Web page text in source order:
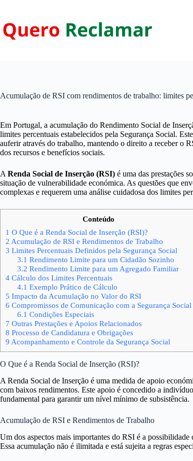
conteúdo
Acumulação de RSI com rendimentos de trabalho: limites
Em Portugal, a acumulação do Rendimento Social de
limites percentuais estabelecidos pela Segurança Social.
auferir através do trabalho, mantendo o direito a receber o
dos recursos e benefícios sociais.
A Renda Social de Inserção (RSI) é uma das prestações
situação de vulnerabilidade económica. As questões que
complexas e requerem uma análise cuidadosa dos limites
Conteúdo
1 O Que é a Renda Social de Inserção (RSI)?
2 Acumulação de RSI e Rendimentos de Trabalho
3 Limites Percentuais Definidos pela Segurança Social
3.1 Rendimento Limite para um Cidadão Sozinho
3.2 Rendimento Limite para um Agregado Familiar
4 Cálculo dos Limites Percentuais
4.1 Exemplo Prático de Cálculo
5 Impacto da Acumulação no Valor do RSI
6 Compromissos de Comunicação com a Segurança Social
6.1 Condições Especiais
7 Outras Prestações e Apoios Relacionados
8 Processo de Candidatura e Obrigações
9 Acompanhamento e Controle da Segurança Social
O Que é a Renda Social de Inserção (RSI)?
A Renda Social de Inserção é uma medida de apoio
com baixos rendimentos. Este apoio é concedido a
fundamental para garantir um nível mínimo de subsistência.
Acumulação de RSI e Rendimentos de Trabalho
Um dos aspectos mais importantes do RSI é a possibilidade
Essa acumulação não é ilimitada e está sujeita a regras